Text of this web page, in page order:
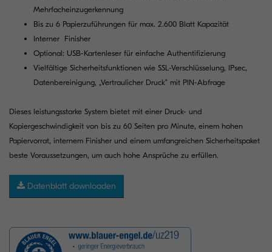
Mehrfacheinzugerkennung
Bis zu 6 Papierzuführungen für max. 2.600 Blatt Kapazität
Interner Finisher
Optional: USB-Kartenleser für einfache Authentifizierung
Vielfältige Sicherheitsfunktionen wie SSL-Verschlüsselung, IPsec,
Datenbereinigung, „Vertraulicher Druck“ mit PIN-Abfrage
Dieses leistungsstarke System bietet mit einer Druck- und
Kopiergeschwindigkeit von bis zu 60 Seiten pro Minute, einem hohen
Papiervorrat, internem Finisher und einem umfangreichen Sicherheitspaket
beste Voraussetzungen, um auch hohe Ansprüche zu erfüllen.
Datenblatt downloaden